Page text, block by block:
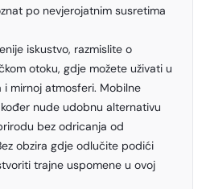
po nevjerojatnim susretima
iskustvo, razmislite o
otoku, gdje možete uživati u
mirnoj atmosferi. Mobilne
nude udobnu alternativu
bez odricanja od
obzira gdje odlučite podići
trajne uspomene u ovoj